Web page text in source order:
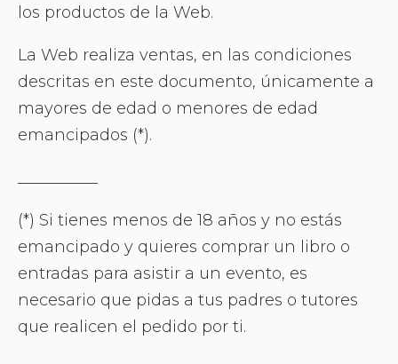
los productos de la Web.
La Web realiza ventas, en las condiciones
descritas en este documento, únicamente a
mayores de edad o menores de edad
emancipados (*).
(*) Si tienes menos de 18 años y no estás
emancipado y quieres comprar un libro o
entradas para asistir a un evento, es
necesario que pidas a tus padres o tutores
que realicen el pedido por ti.